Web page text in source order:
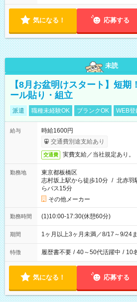
気になる！ 応募する
未読
【8月お盆明けスタート】短期
ール貼り・組立
派遣 職種未経験OK ブランクOK WEB登
給与
時給1600円
交通費別途支給あり
交通費 実費支給／当社規定あり。
勤務地
東京都板橋区
志村坂上駅から徒歩10分 / 北赤羽
らバス15分
その他メーカー
勤務時間 (1)10:00-17:30(休憩60分)
期間 1ヶ月以上3ヶ月未満／8/17～9/24
特徴 履歴書不要 / 40～50代活躍中 / 10
気になる！ 応募する